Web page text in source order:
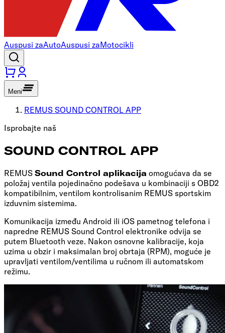
Auspusi zaAutoAuspusi zaMotocikli
Meni
REMUS SOUND CONTROL APP
Isprobajte naš
SOUND CONTROL APP
REMUS Sound Control aplikacija omogućava da se
položaj ventila pojedinačno podešava u kombinaciji s OBD2
kompatibilnim, ventilom kontrolisanim REMUS sportskim
izduvnim sistemima.
Komunikacija između Android ili iOS pametnog telefona i
napredne REMUS Sound Control elektronike odvija se
putem Bluetooth veze. Nakon osnovne kalibracije, koja
uzima u obzir i maksimalan broj obrtaja (RPM), moguće je
upravljati ventilom/ventilima u ručnom ili automatskom
režimu.